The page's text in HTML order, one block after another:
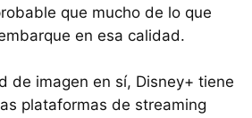
que mucho de lo que
en esa calidad.
de imagen en sí, Disney+ tiene
plataformas de streaming